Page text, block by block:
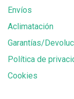
Envíos
Aclimatación
Garantías/
Política de
Cookies